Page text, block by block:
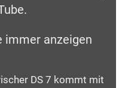
.
immer anzeigen
DS 7 kommt mit